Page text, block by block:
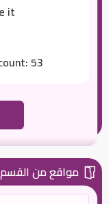
it!
53
مواقع من